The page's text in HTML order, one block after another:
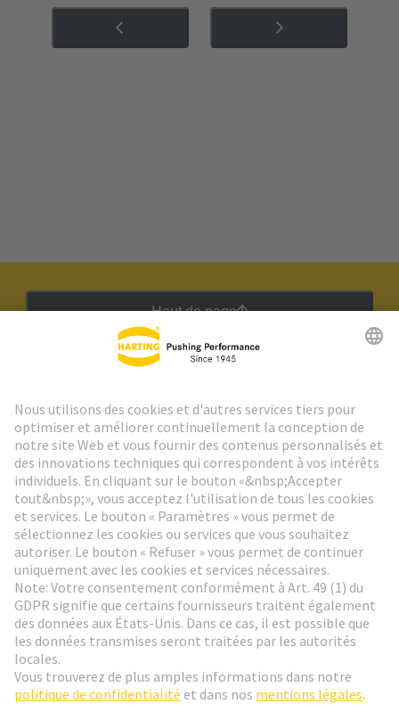
Haut de page
Aller à l'inscription
Social Media
France Français